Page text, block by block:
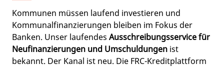
Kommunen müssen laufend investieren und
Kommunalfinanzierungen bleiben im Fokus der
Banken. Unser laufendes Ausschreibungsservice für
Neufinanzierungen und Umschuldungen ist
bekannt. Der Kanal ist neu. Die FRC-Kreditplattform